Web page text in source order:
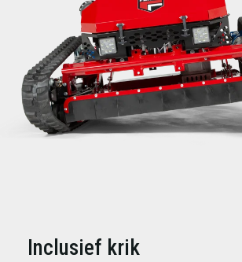
Inclusief krik